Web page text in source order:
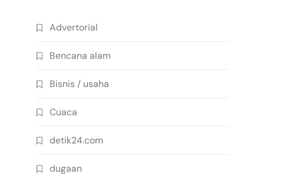
Advertorial
Bencana alam
Bisnis / usaha
Cuaca
detik24.com
dugaan